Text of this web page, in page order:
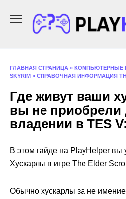
содержанию
ГЛАВНАЯ СТРАНИЦА » КОМПЬЮТЕРНЫЕ
SKYRIM » СПРАВОЧНАЯ ИНФОРМАЦИЯ THE
Где живут ваши
вы не приобрели
владении в TES
В этом гайде на PlayHelper вы
Хускарлы в игре The Elder
Обычно хускарлы за не